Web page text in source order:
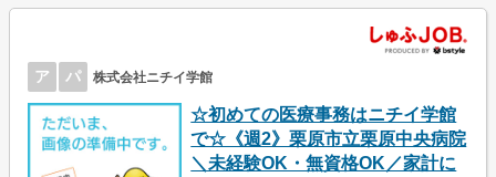
ア パ 株式会社ニチイ学館
☆初めての医療事務はニチイ学館
で☆《週2》栗原市立栗原中央病院
＼未経験OK・無資格OK／家計に